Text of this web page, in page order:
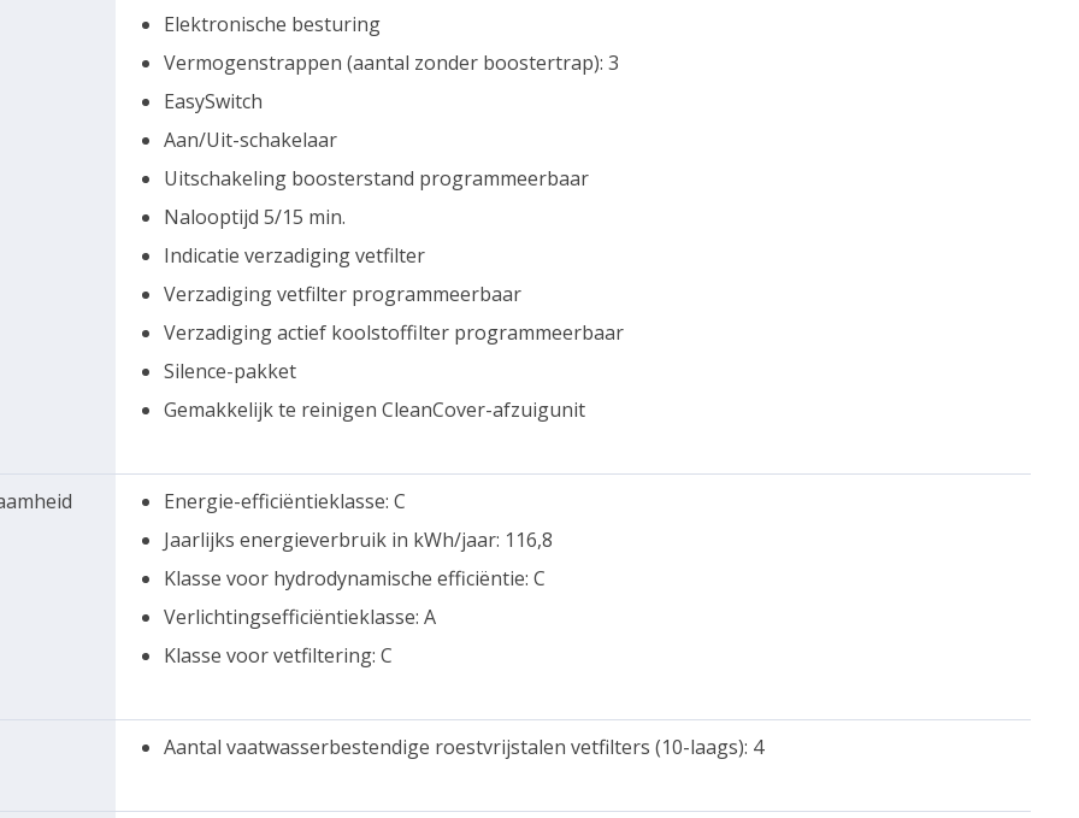
Elektronische besturing
Vermogenstrappen (aantal zonder boostertrap): 3
EasySwitch
Aan/Uit-schakelaar
Uitschakeling boosterstand programmeerbaar
Nalooptijd 5/15 min.
Indicatie verzadiging vetfilter
Verzadiging vetfilter programmeerbaar
Verzadiging actief koolstoffilter programmeerbaar
Silence-pakket
Gemakkelijk te reinigen CleanCover-afzuigunit
Energie-efficiëntieklasse: C
Jaarlijks energieverbruik in kWh/jaar: 116,8
Klasse voor hydrodynamische efficiëntie: C
Verlichtingsefficiëntieklasse: A
Klasse voor vetfiltering: C
Aantal vaatwasserbestendige roestvrijstalen vetfilters (10-laags): 4